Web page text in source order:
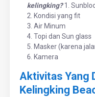
kelingking?1.
2. Kondisi yang fit
3. Air Minum
4. Topi dan Sun glass
5. Masker (karena
6. Kamera
Aktivitas Yang
Kelingking